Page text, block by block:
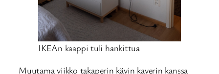
IKEAn kaappi tuli hankittua
Muutama viikko takaperin kävin kaverin kanssa